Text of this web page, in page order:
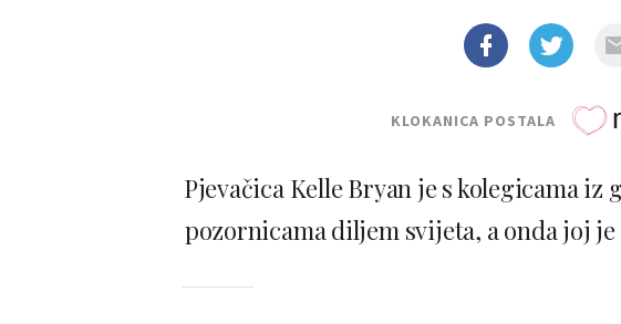
KLOKANICA POSTALA
Pjevačica Kelle Bryan je s kolegicama
pozornicama diljem svijeta, a onda joj